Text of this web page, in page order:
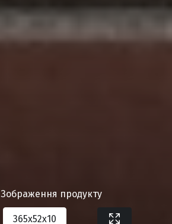
Зображення продукту
365х52х10